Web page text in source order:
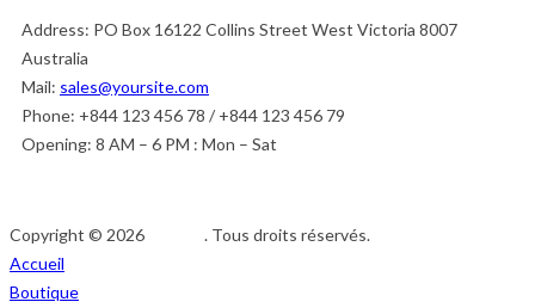
Address: PO Box 16122 Collins Street West Victoria 8007
Australia
Mail: sales@yoursite.com
Phone: +844 123 456 78 / +844 123 456 79
Opening: 8 AM – 6 PM : Mon – Sat
Copyright © 2026
. Tous droits réservés.
Accueil
Boutique